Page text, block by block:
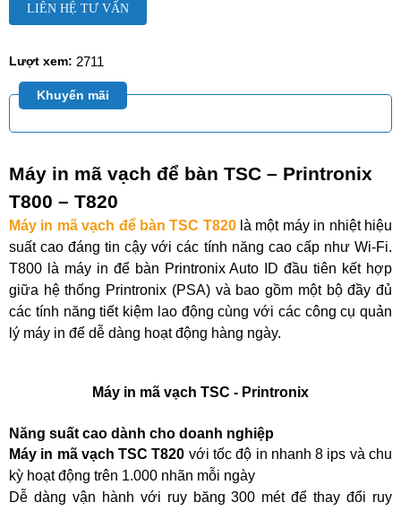
LIÊN HỆ TƯ VẤN
Lượt xem: 2711
Khuyến mãi
Máy in mã vạch để bàn TSC – Printronix
T800 – T820
Máy in mã vạch để bàn TSC T820là một máy in nhiệt hiệu
suất cao đáng tin cậy với các tính năng cao cấp như Wi-Fi.
T800 là máy in để bàn Printronix Auto ID đầu tiên kết hợp
giữa hệ thống Printronix (PSA) và bao gồm một bộ đầy đủ
các tính năng tiết kiệm lao động cùng với các công cụ quản
lý máy in để dễ dàng hoạt động hàng ngày.
Máy in mã vạch TSC - Printronix
Năng suất cao dành cho doanh nghiệp
Máy in mã vạch TSC T820 với tốc độ in nhanh 8 ips và chu
kỳ hoạt động trên 1.000 nhãn mỗi ngày
Dễ dàng vận hành với ruy băng 300 mét để thay đổi ruy